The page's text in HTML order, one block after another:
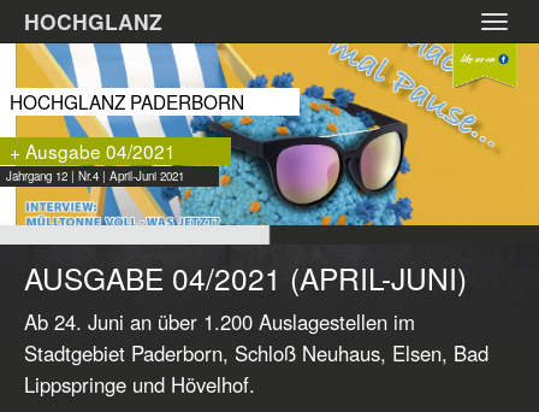
Zum
Hauptinhalt
springen
HOCHGLANZ
HOCHGLANZ PADERBORN
+ Ausgabe 04/2021
Jahrgang 12 | Nr.4 | April-Juni 2021
AUSGABE 04/2021 (APRIL-JUNI)
Ab 24. Juni an über 1.200 Auslagestellen im
Stadtgebiet Paderborn, Schloß Neuhaus, Elsen, Bad
Lippspringe und Hövelhof.